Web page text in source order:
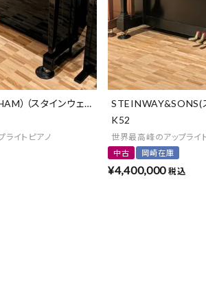
）（スタインウェイ＆サンズ）
ライトピアノ
STEINWAY&SONS(
K52
世界最高峰のアップライト
中古 岡崎在庫
¥4,400,000 税込